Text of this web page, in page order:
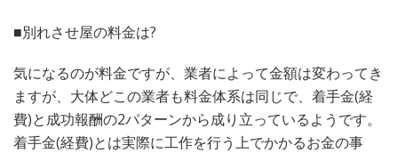
■別れさせ屋の料金は?
気になるのが料金ですが、業者によって金額は変わってき
ますが、大体どこの業者も料金体系は同じで、着手金(経
費)と成功報酬の2パターンから成り立っているようです。
着手金(経費)とは実際に工作を行う上でかかるお金の事